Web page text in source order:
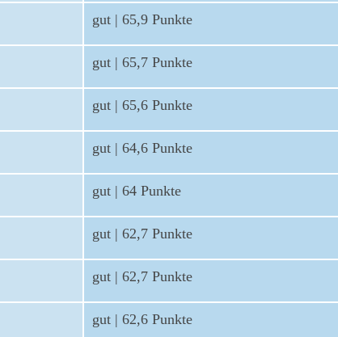
gut | 65,9 Punkte
gut | 65,7 Punkte
gut | 65,6 Punkte
gut | 64,6 Punkte
gut | 64 Punkte
gut | 62,7 Punkte
gut | 62,7 Punkte
gut | 62,6 Punkte